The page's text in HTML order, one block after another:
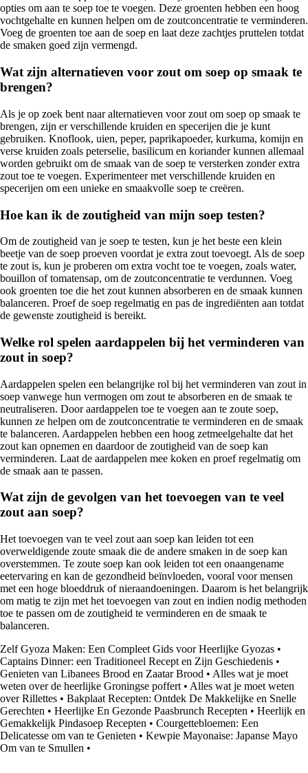
opties om aan te soep toe te voegen. Deze groenten hebben een hoog
vochtgehalte en kunnen helpen om de zoutconcentratie te verminderen.
Voeg de groenten toe aan de soep en laat deze zachtjes pruttelen totdat
de smaken goed zijn vermengd.
Wat zijn alternatieven voor zout om soep op smaak te
brengen?
Als je op zoek bent naar alternatieven voor zout om soep op smaak te
brengen, zijn er verschillende kruiden en specerijen die je kunt
gebruiken. Knoflook, uien, peper, paprikapoeder, kurkuma, komijn en
verse kruiden zoals peterselie, basilicum en koriander kunnen allemaal
worden gebruikt om de smaak van de soep te versterken zonder extra
zout toe te voegen. Experimenteer met verschillende kruiden en
specerijen om een unieke en smaakvolle soep te creëren.
Hoe kan ik de zoutigheid van mijn soep testen?
Om de zoutigheid van je soep te testen, kun je het beste een klein
beetje van de soep proeven voordat je extra zout toevoegt. Als de soep
te zout is, kun je proberen om extra vocht toe te voegen, zoals water,
bouillon of tomatensap, om de zoutconcentratie te verdunnen. Voeg
ook groenten toe die het zout kunnen absorberen en de smaak kunnen
balanceren. Proef de soep regelmatig en pas de ingrediënten aan totdat
de gewenste zoutigheid is bereikt.
Welke rol spelen aardappelen bij het verminderen van
zout in soep?
Aardappelen spelen een belangrijke rol bij het verminderen van zout in
soep vanwege hun vermogen om zout te absorberen en de smaak te
neutraliseren. Door aardappelen toe te voegen aan te zoute soep,
kunnen ze helpen om de zoutconcentratie te verminderen en de smaak
te balanceren. Aardappelen hebben een hoog zetmeelgehalte dat het
zout kan opnemen en daardoor de zoutigheid van de soep kan
verminderen. Laat de aardappelen mee koken en proef regelmatig om
de smaak aan te passen.
Wat zijn de gevolgen van het toevoegen van te veel
zout aan soep?
Het toevoegen van te veel zout aan soep kan leiden tot een
overweldigende zoute smaak die de andere smaken in de soep kan
overstemmen. Te zoute soep kan ook leiden tot een onaangename
eetervaring en kan de gezondheid beïnvloeden, vooral voor mensen
met een hoge bloeddruk of nieraandoeningen. Daarom is het belangrijk
om matig te zijn met het toevoegen van zout en indien nodig methoden
toe te passen om de zoutigheid te verminderen en de smaak te
balanceren.
Zelf Gyoza Maken: Een Compleet Gids voor Heerlijke Gyozas •
Captains Dinner: een Traditioneel Recept en Zijn Geschiedenis •
Genieten van Libanees Brood en Zaatar Brood • Alles wat je moet
weten over de heerlijke Groningse poffert • Alles wat je moet weten
over Rillettes • Bakplaat Recepten: Ontdek De Makkelijke en Snelle
Gerechten • Heerlijke En Gezonde Paasbrunch Recepten • Heerlijk en
Gemakkelijk Pindasoep Recepten • Courgettebloemen: Een
Delicatesse om van te Genieten • Kewpie Mayonaise: Japanse Mayo
Om van te Smullen •